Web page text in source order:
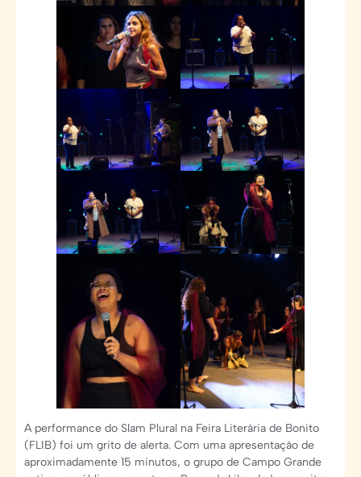
A performance do Slam Plural na Feira Literária de Bonito
(FLIB) foi um grito de alerta. Com uma apresentação de
aproximadamente 15 minutos, o grupo de Campo Grande